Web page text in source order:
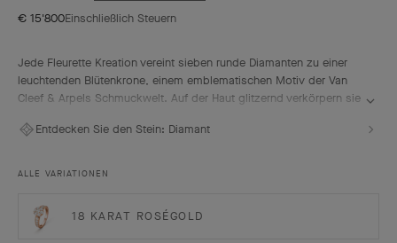
€ 15'800Einschließlich Steuern
Jede Fleurette Kreation vereint sieben runde Diamanten zu einer
leuchtenden Blütenkrone, einem emblematischen Motiv der Van
Cleef & Arpels Schmuckwelt. Auf der Haut glitzernd verkörpern sie
Entdecken Sie den Stein: Diamant
ALLE VARIATIONEN
18 KARAT ROSÉGOLD